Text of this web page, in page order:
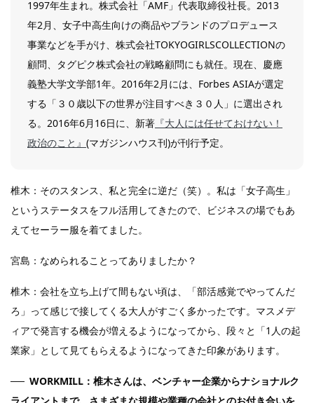
1997年生まれ。株式会社「AMF」代表取締役社長。2013
年2月、女子中高生向けの商品やブランドのプロデュース
事業などを手がけ、株式会社TOKYOGIRLSCOLLECTIONの
顧問、タグピク株式会社の戦略顧問にも就任。現在、慶應
義塾大学文学部1年。2016年2月には、Forbes ASIAが選定
する「３０歳以下の世界が注目すべき３０人」に選出され
る。2016年6月16日に、新著 『大人には任せておけない！
政治のこと』 (マガジンハウス刊)が刊行予定。
椎木：そのスタンス、私と完全に逆だ（笑）。私は「女子高生」
というステータスをフル活用してきたので、ビジネスの場でもあ
えてセーラー服を着てました。
宮島：なめられることってありましたか？
椎木：会社を立ち上げて間もない頃は、「部活感覚でやってんだ
ろ」って感じで接してくる大人がすごく多かったです。マスメデ
ィアで発言する機会が増えるようになってから、段々と「1人の起
業家」として見てもらえるようになってきた印象があります。
WORKMILL：椎木さんは、ベンチャー企業からナショナルク